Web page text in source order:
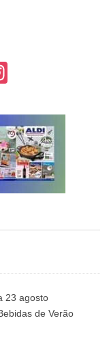
23 agosto
de Verão